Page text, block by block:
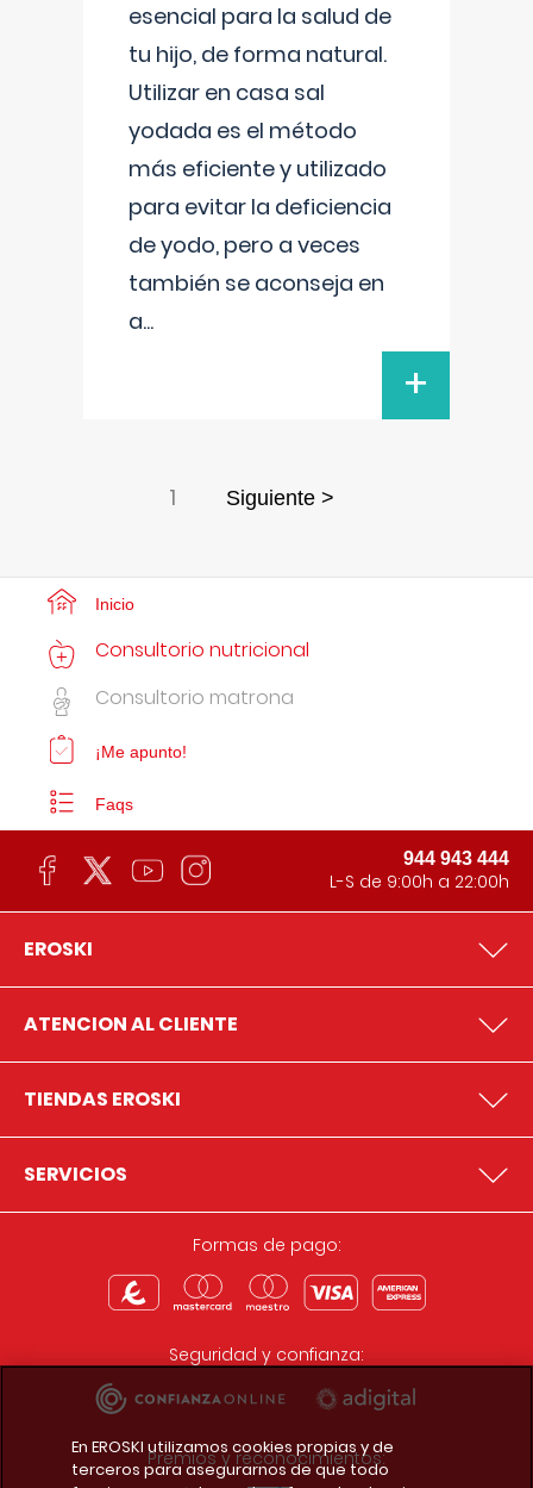
esencial para la salud de
tu hijo, de forma natural.
Utilizar en casa sal
yodada es el método
más eficiente y utilizado
para evitar la deficiencia
de yodo, pero a veces
también se aconseja en
a...
+
1 Siguiente >
Inicio
Consultorio nutricional
Consultorio matrona
¡Me apunto!
Faqs
944 943 444
L-S de 9:00h a 22:00h
EROSKI
ATENCION AL CLIENTE
TIENDAS EROSKI
SERVICIOS
Formas de pago:
Seguridad y confianza:
Premios y reconocimientos:
En EROSKI utilizamos cookies propias y de
terceros para asegurarnos de que todo